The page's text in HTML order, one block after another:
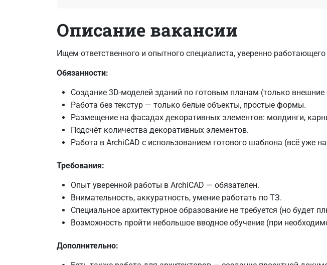
Описание вакансии
Ищем ответственного и опытного специалиста, уверенно
Обязанности:
Создание 3D-моделей зданий по готовым планам (только внешние
Работа без текстур — только белые объекты, простые формы.
Размещение на фасадах декоративных элементов: молдинги,
Подсчёт количества декоративных элементов.
Работа в ArchiCAD с использованием готового шаблона (всё уже
Требования:
Опыт уверенной работы в ArchiCAD — обязателен.
Внимательность, аккуратность, умение работать по ТЗ.
Специальное архитектурное образование не требуется (но будет
Возможность пройти небольшое вводное обучение (при
Дополнительно: